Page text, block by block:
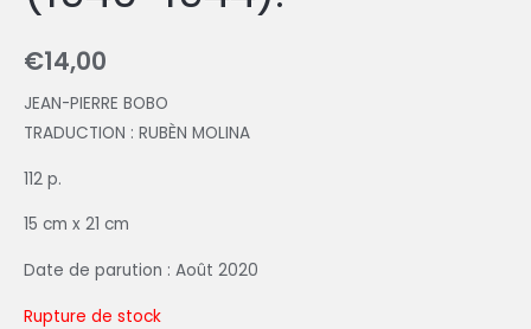
€14,00
JEAN-PIERRE BOBO
TRADUCTION : RUBÈN MOLINA
112 p.
15 cm x 21 cm
Date de parution : Août 2020
Rupture de stock